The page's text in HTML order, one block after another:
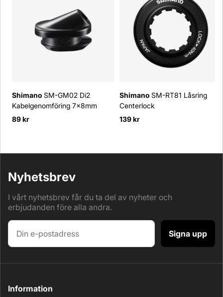
Shimano SM-GM02 Di2
Kabelgenomföring 7x8mm
89 kr
Shimano SM-RT81 Låsring
Centerlock
139 kr
Nyhetsbrev
I vårt nyhetsbrev får du ta del av nyheter och
erbjudanden före alla andra.
Signa upp
Information